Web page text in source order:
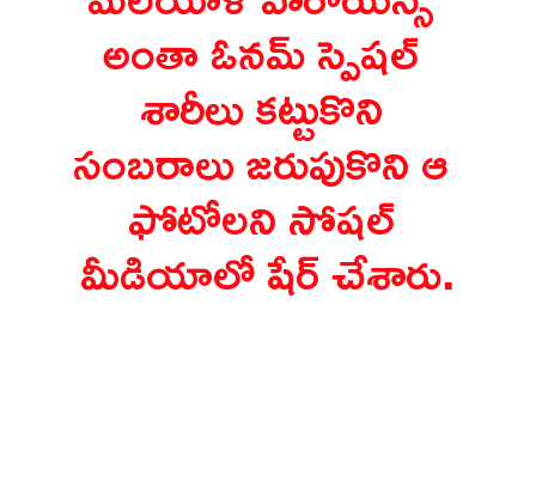
అంతా ఓనమ్ స్పెషల్
శారీలు కట్టుకొని
సంబరాలు జరుపుకొని ఆ
ఫోటోలని సోషల్
మీడియాలో షేర్ చేశారు.